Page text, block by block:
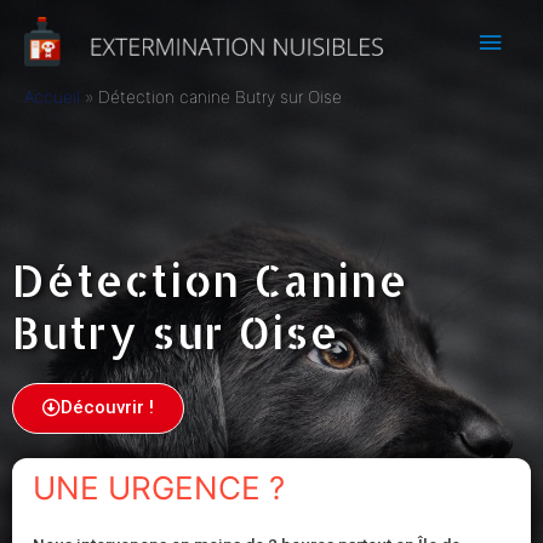
Accueil Détection canine Butry sur Oise
Détection Canine
Butry sur Oise
Découvrir !
UNE URGENCE ?